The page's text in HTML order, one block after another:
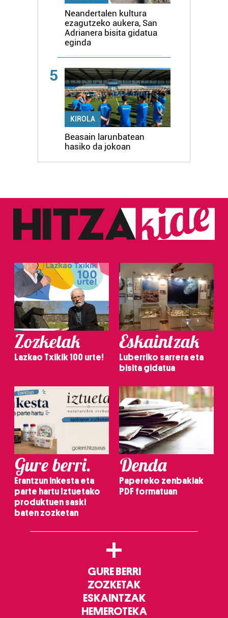
Neandertalen kultura
ezagutzeko aukera, San
Adrianera bisita gidatua
eginda
5
KIROLA
Beasain larunbatean
hasiko da jokoan
Zozketak
Lazkao Txikik 100 urte!
Eskaintzak
Luberriko sarrera eta
bisita gidatua
Gure berri.
Erantzun inkesta eta
parte hartu Iztuetako
produktuen saski
baten zozketan
Denda
Papereko zenbakiak
PDF formatuan
+
GURE BERRI
ZOZKETAK
ESKAINTZAK
HEMEROTEKA